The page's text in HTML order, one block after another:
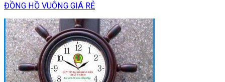
ĐỒNG HỒ VUÔNG GIÁ RẺ